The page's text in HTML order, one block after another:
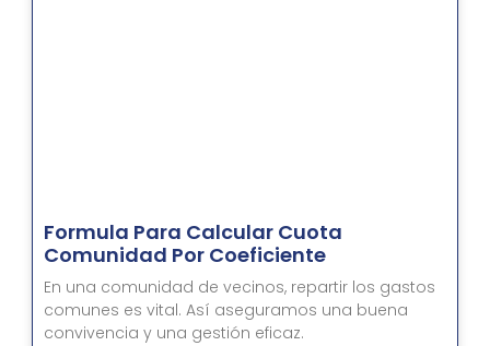
Formula Para Calcular Cuota
Comunidad Por Coeficiente
En una comunidad de vecinos, repartir los gastos
comunes es vital. Así aseguramos una buena
convivencia y una gestión eficaz.